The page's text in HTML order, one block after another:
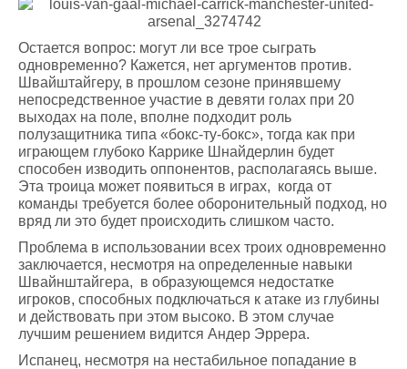
Остается вопрос: могут ли все трое сыграть
одновременно? Кажется, нет аргументов против.
Швайштайгеру, в прошлом сезоне принявшему
непосредственное участие в девяти голах при 20
выходах на поле, вполне подходит роль
полузащитника типа «бокс-ту-бокс», тогда как при
играющем глубоко Каррике Шнайдерлин будет
способен изводить оппонентов, располагаясь выше.
Эта троица может появиться в играх, когда от
команды требуется более оборонительный подход, но
вряд ли это будет происходить слишком часто.
Проблема в использовании всех троих одновременно
заключается, несмотря на определенные навыки
Швайнштайгера, в образующемся недостатке
игроков, способных подключаться к атаке из глубины
и действовать при этом высоко. В этом случае
лучшим решением видится Андер Эррера.
Испанец, несмотря на нестабильное попадание в